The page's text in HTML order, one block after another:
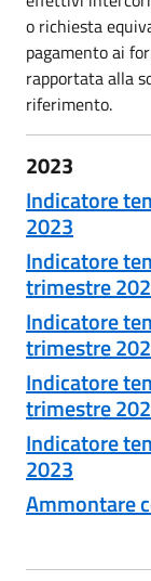
o richiesta
pagamento ai
rapportata alla
riferimento.
2023
Indicatore
2023
Indicatore
trimestre
Indicatore
trimestre
Indicatore
trimestre
Indicatore
2023
Ammontare